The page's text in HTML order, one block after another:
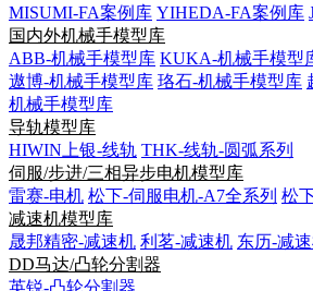
MISUMI-FA案例库 YIHEDA-FA案例库
国内外机械手模型库
ABB-机械手模型库 KUKA-机械手模型
遨博-机械手模型库 珞石-机械手模型库
机械手模型库
导轨模型库
HIWIN上银-线轨 THK-线轨-圆弧系列
伺服/步进/三相异步电机模型库
雷赛-电机 松下-伺服电机-A7全系列 松
减速机模型库
晟邦精密-减速机 利茗-减速机 东历-减
DD马达/凸轮分割器
英锐-凸轮分割器